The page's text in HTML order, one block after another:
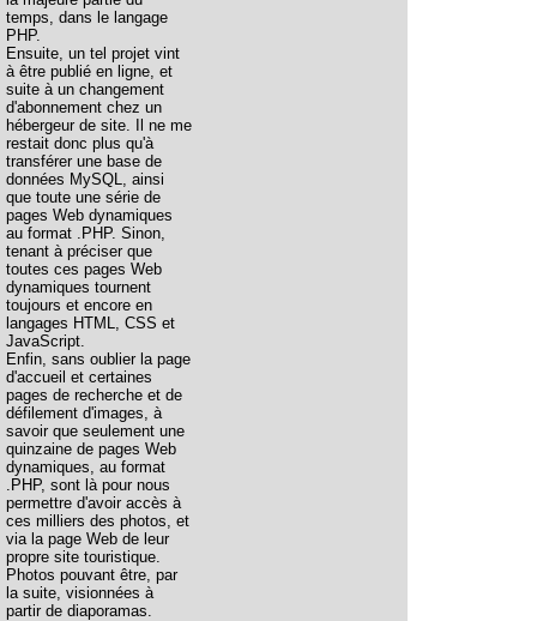
temps, dans le langage
PHP.
Ensuite, un tel projet vint
à être publié en ligne, et
suite à un changement
d'abonnement chez un
hébergeur de site. Il ne me
restait donc plus qu'à
transférer une base de
données MySQL, ainsi
que toute une série de
pages Web dynamiques
au format .PHP. Sinon,
tenant à préciser que
toutes ces pages Web
dynamiques tournent
toujours et encore en
langages HTML, CSS et
JavaScript.
Enfin, sans oublier la page
d'accueil et certaines
pages de recherche et de
défilement d'images, à
savoir que seulement une
quinzaine de pages Web
dynamiques, au format
.PHP, sont là pour nous
permettre d'avoir accès à
ces milliers des photos, et
via la page Web de leur
propre site touristique.
Photos pouvant être, par
la suite, visionnées à
partir de diaporamas.